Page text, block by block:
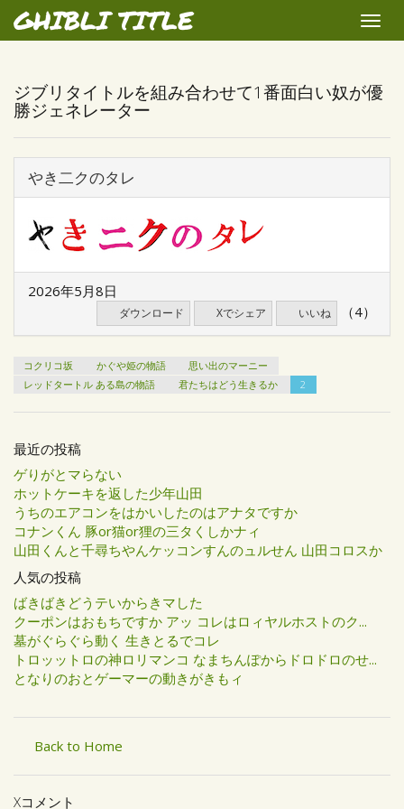
GHIBLI TITLE
Toggle
ジブリタイトルを組み合わせて1番面白い奴が優
勝ジェネレーター
やき二クのタレ
2026年5月8日
ダウンロード Xでシェア いいね （4）
コクリコ坂 かぐや姫の物語
思い出のマーニー
レッドタートル ある島の物語
君たちはどう生きるか 2
最近の投稿
ゲりがとマらない
ホットケーキを返した少年山田
うちのエアコンをはかいしたのはアナタですか
コナンくん 豚or猫or狸の三タくしかナィ
山田くんと千尋ちやんケッコンすんのュルせん 山田コロスか
人気の投稿
ばきばきどうテいからきマした
クーポンはおもちですか アッ コレはロィヤルホストのク...
墓がぐらぐら動く 生きとるでコレ
トロッットロの神ロリマンコ なまちんぽからドロドロのせ...
となりのおとゲーマーの動きがきもィ
Back to Home
Xコメント